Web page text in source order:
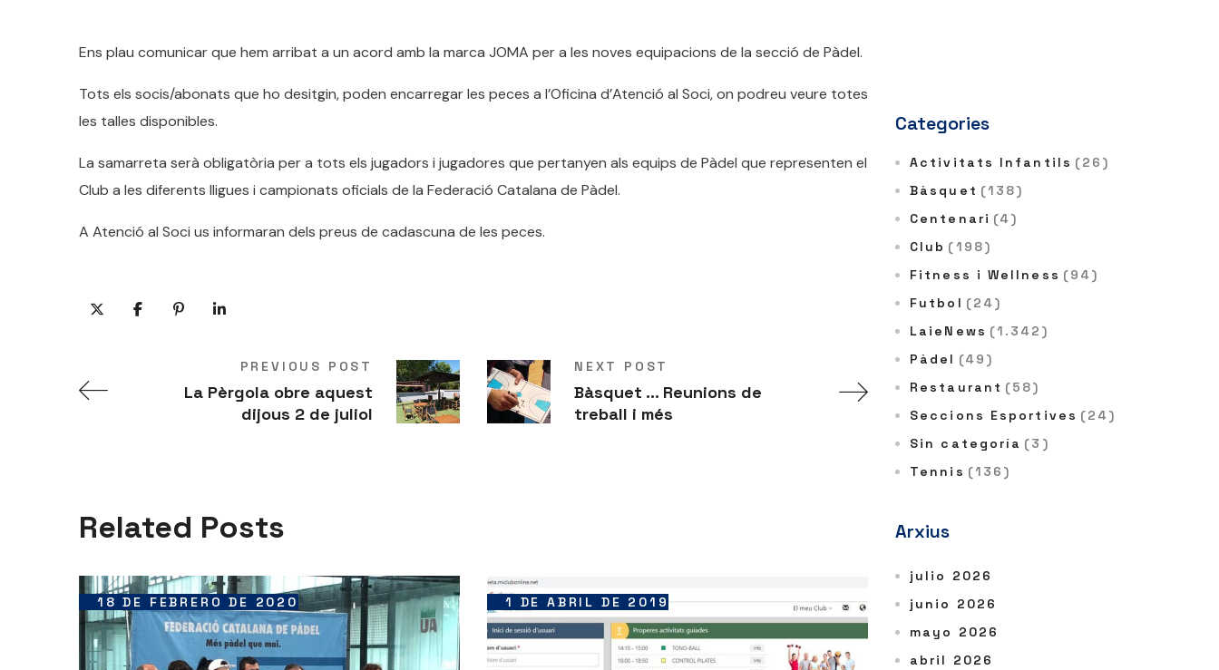
Ens plau comunicar que hem arribat a un acord amb la marca JOMA per a les noves equipacions de la secció de Pàdel.
Tots els socis/abonats que ho desitgin, poden encarregar les peces a l’Oficina d’Atenció al Soci, on podreu veure totes
les talles disponibles.
La samarreta serà obligatòria per a tots els jugadors i jugadores que pertanyen als equips de Pàdel que representen el
Club a les diferents lligues i campionats oficials de la Federació Catalana de Pàdel.
A Atenció al Soci us informaran dels preus de cadascuna de les peces.
PREVIOUS POST
La Pèrgola obre aquest
dijous 2 de juliol
NEXT POST
Bàsquet ... Reunions de
treball i més
Related Posts
18 DE FEBRERO DE 2020 1 DE ABRIL DE 2019
Categories
Activitats Infantils (26)
Bàsquet (138)
Centenari (4)
Club (198)
Fitness i Wellness (94)
Futbol (24)
LaieNews (1.342)
Pàdel (49)
Restaurant (58)
Seccions Esportives (24)
Sin categoría (3)
Tennis (136)
Arxius
julio 2026
junio 2026
mayo 2026
abril 2026